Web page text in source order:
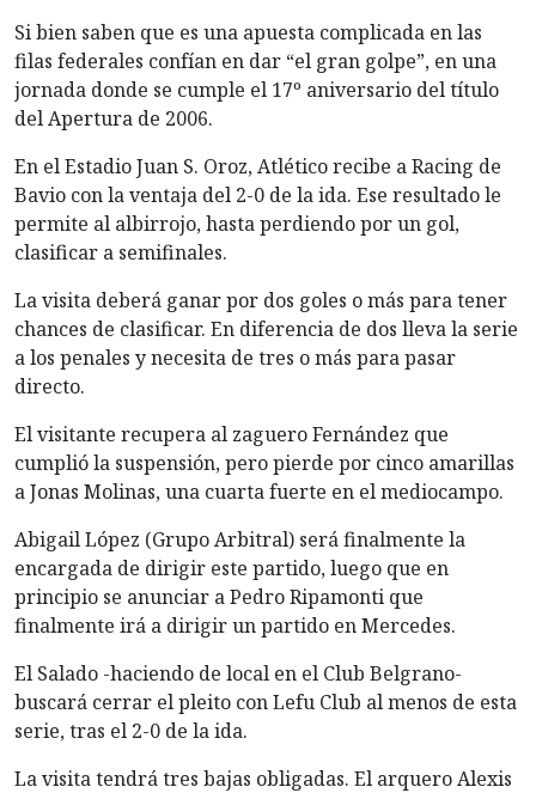
Si bien saben que es una apuesta complicada en las
filas federales confían en dar “el gran golpe”, en una
jornada donde se cumple el 17º aniversario del título
del Apertura de 2006.
En el Estadio Juan S. Oroz, Atlético recibe a Racing de
Bavio con la ventaja del 2-0 de la ida. Ese resultado le
permite al albirrojo, hasta perdiendo por un gol,
clasificar a semifinales.
La visita deberá ganar por dos goles o más para tener
chances de clasificar. En diferencia de dos lleva la serie
a los penales y necesita de tres o más para pasar
directo.
El visitante recupera al zaguero Fernández que
cumplió la suspensión, pero pierde por cinco amarillas
a Jonas Molinas, una cuarta fuerte en el mediocampo.
Abigail López (Grupo Arbitral) será finalmente la
encargada de dirigir este partido, luego que en
principio se anunciar a Pedro Ripamonti que
finalmente irá a dirigir un partido en Mercedes.
El Salado -haciendo de local en el Club Belgrano-
buscará cerrar el pleito con Lefu Club al menos de esta
serie, tras el 2-0 de la ida.
La visita tendrá tres bajas obligadas. El arquero Alexis